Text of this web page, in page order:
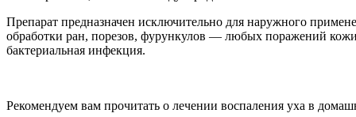
Препарат предназначен исключительно для наружного
обработки ран, порезов, фурункулов — любых поражений кожи,
бактериальная инфекция.
Рекомендуем вам прочитать о лечении воспаления уха в